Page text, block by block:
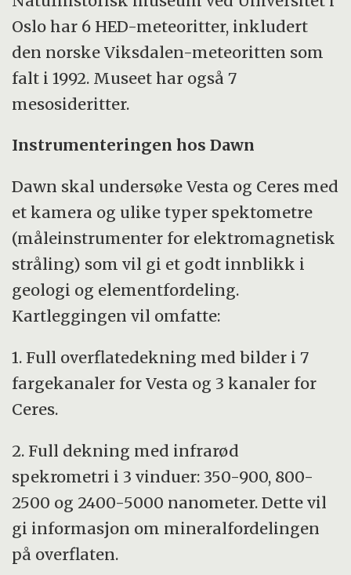
Oslo har 6 HED-meteoritter, inkludert
den norske Viksdalen-meteoritten som
falt i 1992. Museet har også 7
mesosideritter.
Instrumenteringen hos Dawn
Dawn skal undersøke Vesta og Ceres med
et kamera og ulike typer spektometre
(måleinstrumenter for elektromagnetisk
stråling) som vil gi et godt innblikk i
geologi og elementfordeling.
Kartleggingen vil omfatte:
1. Full overflatedekning med bilder i 7
fargekanaler for Vesta og 3 kanaler for
Ceres.
2. Full dekning med infrarød
spekrometri i 3 vinduer: 350-900, 800-
2500 og 2400-5000 nanometer. Dette vil
gi informasjon om mineralfordelingen
på overflaten.